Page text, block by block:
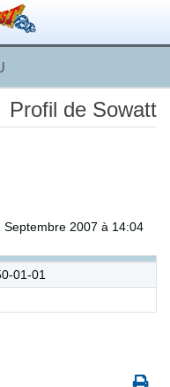
Profil de Sowatt
2007 à 14:04
01-01